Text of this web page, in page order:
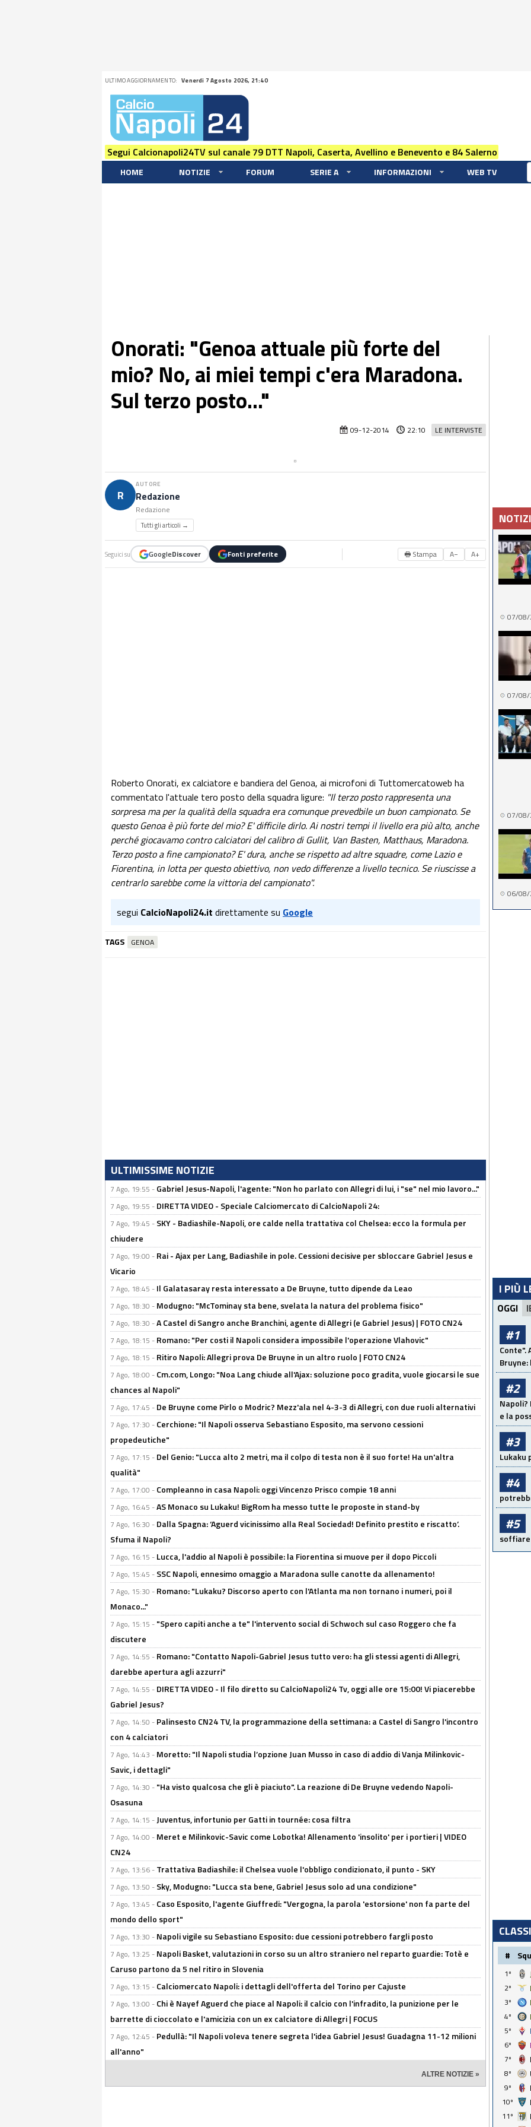
ULTIMO AGGIORNAMENTO: Venerdi 7 Agosto 2026, 21:40
Segui Calcionapoli24TV sul canale 79 DTT Napoli, Caserta, Avellino e Benevento e 84 Salerno
HOME NOTIZIE FORUM SERIE A INFORMAZIONI WEB TV
Onorati: "Genoa attuale più forte del
mio? No, ai miei tempi c'era Maradona.
Sul terzo posto..."
LE INTERVISTE
09-12-2014 22:10
R
AUTORE
Redazione
Redazione
Tutti gli articoli →
Seguici su GoogleDiscover Fonti preferite 🖶 Stampa A− A+
Roberto Onorati, ex calciatore e bandiera del Genoa, ai microfoni di Tuttomercatoweb ha
commentato l'attuale tero posto della squadra ligure: "Il terzo posto rappresenta una
sorpresa ma per la qualità della squadra era comunque prevedbile un buon campionato. Se
questo Genoa è più forte del mio? E' difficile dirlo. Ai nostri tempi il livello era più alto, anche
perché giocavamo contro calciatori del calibro di Gullit, Van Basten, Matthaus, Maradona.
Terzo posto a fine campionato? E' dura, anche se rispetto ad altre squadre, come Lazio e
Fiorentina, in lotta per questo obiettivo, non vedo differenze a livello tecnico. Se riuscisse a
centrarlo sarebbe come la vittoria del campionato".
segui CalcioNapoli24.it direttamente su Google
TAGS GENOA
ULTIMISSIME NOTIZIE
7 Ago, 19:55 - Gabriel Jesus-Napoli, l'agente: "Non ho parlato con Allegri di lui, i "se" nel mio lavoro..."
7 Ago, 19:55 - DIRETTA VIDEO - Speciale Calciomercato di CalcioNapoli 24:
7 Ago, 19:45 - SKY - Badiashile-Napoli, ore calde nella trattativa col Chelsea: ecco la formula per
chiudere
7 Ago, 19:00 - Rai - Ajax per Lang, Badiashile in pole. Cessioni decisive per sbloccare Gabriel Jesus e
Vicario
7 Ago, 18:45 - Il Galatasaray resta interessato a De Bruyne, tutto dipende da Leao
7 Ago, 18:30 - Modugno: "McTominay sta bene, svelata la natura del problema fisico"
7 Ago, 18:30 -A Castel di Sangro anche Branchini, agente di Allegri (e Gabriel Jesus) | FOTO CN24
7 Ago, 18:15 - Romano: "Per costi il Napoli considera impossibile l'operazione Vlahovic"
7 Ago, 18:15 - Ritiro Napoli: Allegri prova De Bruyne in un altro ruolo | FOTO CN24
7 Ago, 18:00 - Cm.com, Longo: "Noa Lang chiude all'Ajax: soluzione poco gradita, vuole giocarsi le sue
chances al Napoli"
7 Ago, 17:45 - De Bruyne come Pirlo o Modric? Mezz'ala nel 4-3-3 di Allegri, con due ruoli alternativi
7 Ago, 17:30 - Cerchione: "Il Napoli osserva Sebastiano Esposito, ma servono cessioni
propedeutiche"
7 Ago, 17:15 - Del Genio: "Lucca alto 2 metri, ma il colpo di testa non è il suo forte! Ha un'altra
qualità"
7 Ago, 17:00 - Compleanno in casa Napoli: oggi Vincenzo Prisco compie 18 anni
7 Ago, 16:45 -AS Monaco su Lukaku! BigRom ha messo tutte le proposte in stand-by
7 Ago, 16:30 - Dalla Spagna: ‘Aguerd vicinissimo alla Real Sociedad! Definito prestito e riscatto’.
Sfuma il Napoli?
7 Ago, 16:15 - Lucca, l'addio al Napoli è possibile: la Fiorentina si muove per il dopo Piccoli
7 Ago, 15:45 - SSC Napoli, ennesimo omaggio a Maradona sulle canotte da allenamento!
7 Ago, 15:30 - Romano: "Lukaku? Discorso aperto con l'Atlanta ma non tornano i numeri, poi il
Monaco..."
7 Ago, 15:15 - "Spero capiti anche a te" l'intervento social di Schwoch sul caso Roggero che fa
discutere
7 Ago, 14:55 - Romano: "Contatto Napoli-Gabriel Jesus tutto vero: ha gli stessi agenti di Allegri,
darebbe apertura agli azzurri"
7 Ago, 14:55 - DIRETTA VIDEO - Il filo diretto su CalcioNapoli24 Tv, oggi alle ore 15:00! Vi piacerebbe
Gabriel Jesus?
7 Ago, 14:50 - Palinsesto CN24 TV, la programmazione della settimana: a Castel di Sangro l'incontro
con 4 calciatori
7 Ago, 14:43 - Moretto: "Il Napoli studia l’opzione Juan Musso in caso di addio di Vanja Milinkovic-
Savic, i dettagli"
7 Ago, 14:30 - "Ha visto qualcosa che gli è piaciuto". La reazione di De Bruyne vedendo Napoli-
Osasuna
7 Ago, 14:15 - Juventus, infortunio per Gatti in tournée: cosa filtra
7 Ago, 14:00 - Meret e Milinkovic-Savic come Lobotka! Allenamento 'insolito' per i portieri | VIDEO
CN24
7 Ago, 13:56 - Trattativa Badiashile: il Chelsea vuole l'obbligo condizionato, il punto - SKY
7 Ago, 13:50 - Sky, Modugno: "Lucca sta bene, Gabriel Jesus solo ad una condizione"
7 Ago, 13:45 - Caso Esposito, l'agente Giuffredi: "Vergogna, la parola 'estorsione' non fa parte del
mondo dello sport"
7 Ago, 13:30 - Napoli vigile su Sebastiano Esposito: due cessioni potrebbero fargli posto
7 Ago, 13:25 - Napoli Basket, valutazioni in corso su un altro straniero nel reparto guardie: Totè e
Caruso partono da 5 nel ritiro in Slovenia
7 Ago, 13:15 - Calciomercato Napoli: i dettagli dell'offerta del Torino per Cajuste
7 Ago, 13:00 - Chi è Nayef Aguerd che piace al Napoli: il calcio con l'infradito, la punizione per le
barrette di cioccolato e l'amicizia con un ex calciatore di Allegri | FOCUS
7 Ago, 12:45 - Pedullà: "Il Napoli voleva tenere segreta l'idea Gabriel Jesus! Guadagna 11-12 milioni
all'anno"
ALTRE NOTIZIE »
07/08/
07/08/
07/08/
06/08/
I PIÙ
OGGI
#1
Conte".
#2
e la
#3
Lukaku
#4
#5
soffiare
#
1º
2º
3º
4º
5º
6º
7º
8º
9º
10º
11º